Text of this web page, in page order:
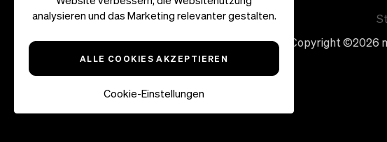
analysieren und das Marketing relevanter gestalten.
ALLE COOKIES AKZEPTIEREN
Cookie-Einstellungen
Copyright ©2026